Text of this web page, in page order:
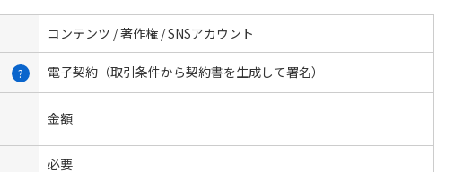
コンテンツ / 著作権 / SNSアカウント
? 電子契約（取引条件から契約書を生成して署名）
金額
必要